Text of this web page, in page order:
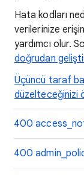
Hata kodları
verilerinize
yardımcı olur.
doğrudan
Üçüncü taraf
düzelteceğinizi
400
400